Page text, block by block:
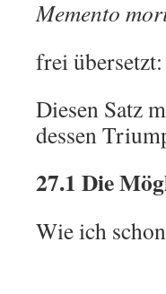
Memento
frei übersetzt:
Diesen Satz
dessen
27.1 Die
Wie ich